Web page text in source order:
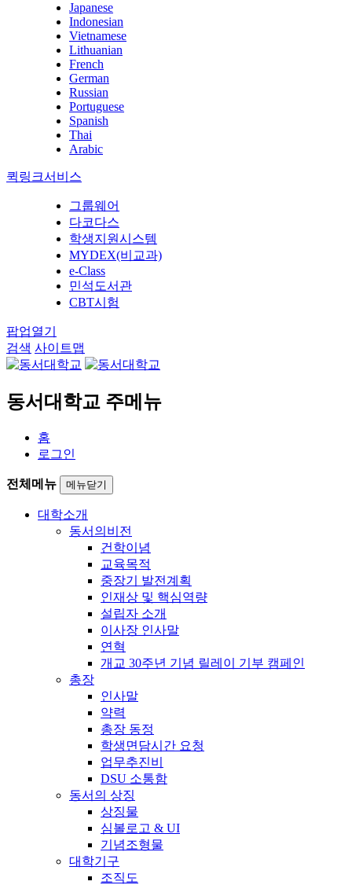
Japanese
Indonesian
Vietnamese
Lithuanian
French
German
Russian
Portuguese
Spanish
Thai
Arabic
퀵링크서비스
그룹웨어
다코다스
학생지원시스템
MYDEX(비교과)
e-Class
민석도서관
CBT시험
팝업열기
검색 사이트맵
동서대학교 주메뉴
홈
로그인
전체메뉴 메뉴닫기
대학소개
동서의비전
건학이념
교육목적
중장기 발전계획
인재상 및 핵심역량
설립자 소개
이사장 인사말
연혁
개교 30주년 기념 릴레이 기부 캠페인
총장
인사말
약력
총장 동정
학생면담시간 요청
업무추진비
DSU 소통함
동서의 상징
상징물
심볼로고 & UI
기념조형물
대학기구
조직도